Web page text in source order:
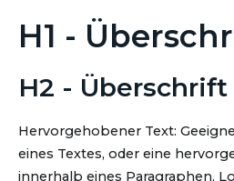
H1 -
H2 - Überschrift
Hervorgehobener Text:
eines Textes, oder eine
innerhalb eines Paragraphen.